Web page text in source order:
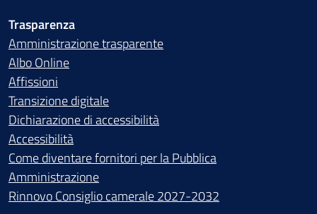
Trasparenza
Amministrazione trasparente
Albo Online
Affissioni
Transizione digitale
Dichiarazione di accessibilità
Accessibilità
Come diventare fornitori per la Pubblica
Amministrazione
Rinnovo Consiglio camerale 2027-2032